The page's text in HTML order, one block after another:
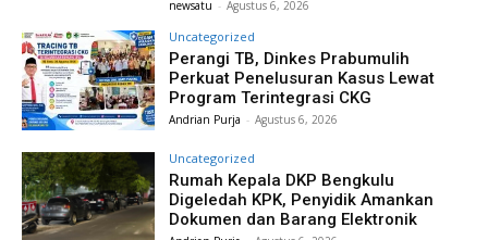
newsatu - Agustus 6, 2026
Uncategorized
Perangi TB, Dinkes Prabumulih
Perkuat Penelusuran Kasus Lewat
Program Terintegrasi CKG
Andrian Purja - Agustus 6, 2026
Uncategorized
Rumah Kepala DKP Bengkulu
Digeledah KPK, Penyidik Amankan
Dokumen dan Barang Elektronik